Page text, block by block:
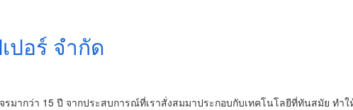
ปอร์ จำกัด
มากว่า 15 ปี จากประสบการณ์ที่เราสั่งสมมาประกอบกับเทคโนโลยีที่ทันสมัย ทำใ